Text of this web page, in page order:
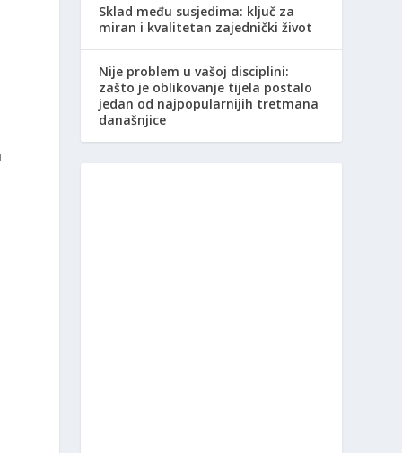
Sklad među susjedima: ključ za
miran i kvalitetan zajednički život
Nije problem u vašoj disciplini:
zašto je oblikovanje tijela postalo
jedan od najpopularnijih tretmana
današnjice